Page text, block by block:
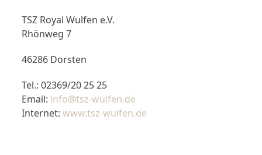
TSZ Royal Wulfen e.V.
Rhönweg 7
46286 Dorsten
Tel.: 02369/20 25 25
Email: info@tsz-wulfen.de
Internet:www.tsz-wulfen.de